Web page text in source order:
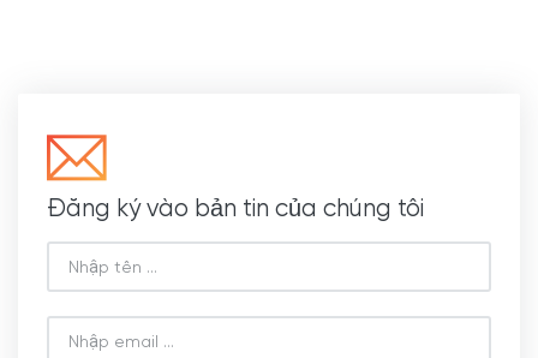
Đăng ký vào bản tin của chúng tôi